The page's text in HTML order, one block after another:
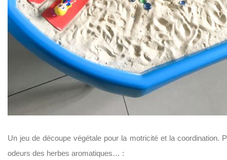
Un jeu de découpe végétale pour la motricité et la coordination.
odeurs des herbes aromatiques… :